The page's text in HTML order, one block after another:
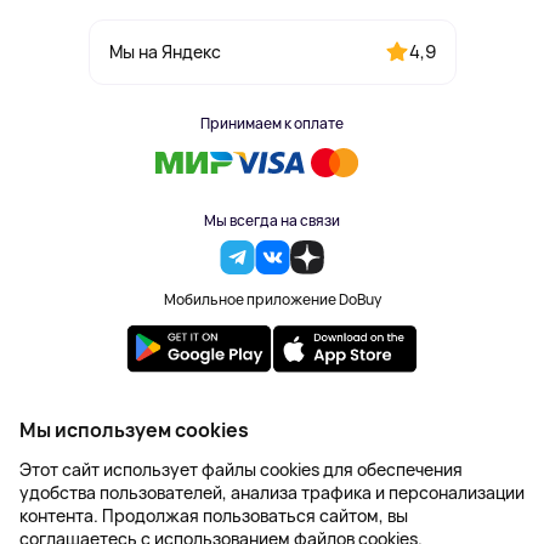
Мы на Яндекс 4,9
Принимаем к оплате
Мы всегда на связи
Мобильное приложение DoBuy
2023-2026 © DoBuy. Все права защищены
Правила обработки персональных данных
Пользовательское соглашение
Оферта
Создание сайта – NetLab
Мы используем cookies
Этот сайт использует файлы cookies для обеспечения
удобства пользователей, анализа трафика и персонализации
контента. Продолжая пользоваться сайтом, вы
соглашаетесь с использованием файлов cookies.